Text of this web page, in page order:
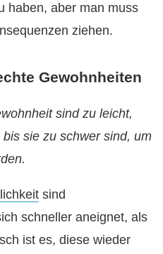
haben, aber man muss
ziehen.
Gewohnheiten
sind zu leicht,
sie zu schwer sind, um
sind
schneller aneignet, als
ist es, diese wieder